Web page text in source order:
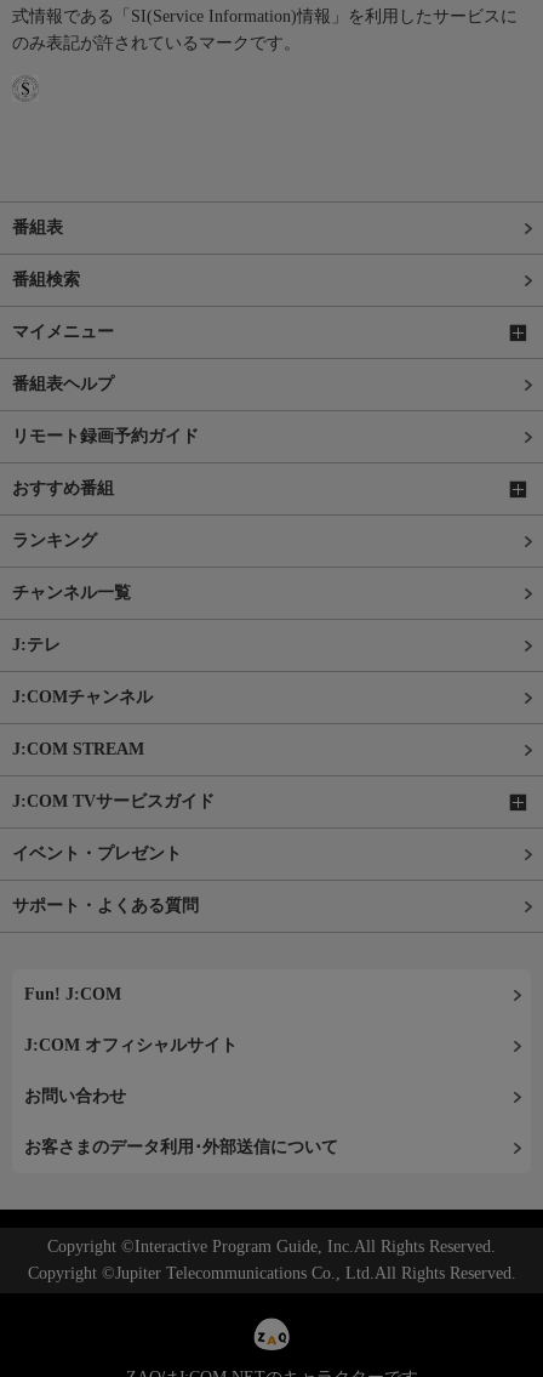
式情報である「SI(Service Information)情報」を利用したサービスに
のみ表記が許されているマークです。
番組表
番組検索
マイメニュー
番組表ヘルプ
リモート録画予約ガイド
おすすめ番組
ランキング
チャンネル一覧
J:テレ
J:COMチャンネル
J:COM STREAM
J:COM TVサービスガイド
イベント・プレゼント
サポート・よくある質問
Fun! J:COM
J:COM オフィシャルサイト
お問い合わせ
お客さまのデータ利用･外部送信について
Copyright ©Interactive Program Guide, Inc.All Rights Reserved.
Copyright ©Jupiter Telecommunications Co., Ltd.All Rights Reserved.